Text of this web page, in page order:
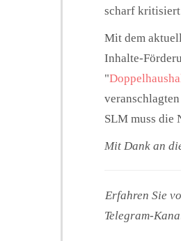
scharf
Mit dem
Inhalte-
"
SLM muss die
Mit Dank an
Erfahren Sie
Telegram-